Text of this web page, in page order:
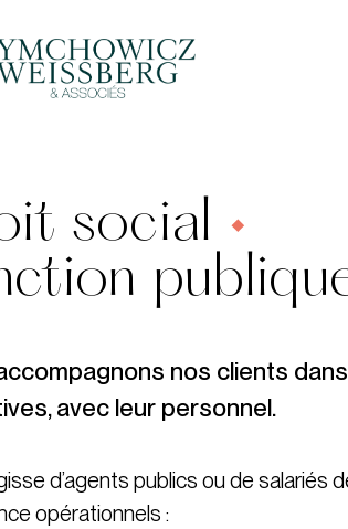
social •
nos clients
avec leur personnel.
d’agents publics ou de
opérationnels :